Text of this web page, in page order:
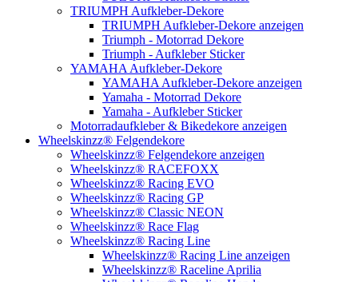
TRIUMPH Aufkleber-Dekore
TRIUMPH Aufkleber-Dekore anzeigen
Triumph - Motorrad Dekore
Triumph - Aufkleber Sticker
YAMAHA Aufkleber-Dekore
YAMAHA Aufkleber-Dekore anzeigen
Yamaha - Motorrad Dekore
Yamaha - Aufkleber Sticker
Motorradaufkleber & Bikedekore anzeigen
Wheelskinzz® Felgendekore
Wheelskinzz® Felgendekore anzeigen
Wheelskinzz® RACEFOXX
Wheelskinzz® Racing EVO
Wheelskinzz® Racing GP
Wheelskinzz® Classic NEON
Wheelskinzz® Race Flag
Wheelskinzz® Racing Line
Wheelskinzz® Racing Line anzeigen
Wheelskinzz® Raceline Aprilia